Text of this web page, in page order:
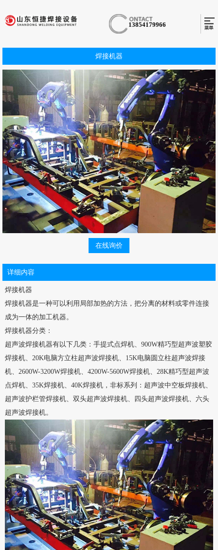
13854179966
焊接机器
在线询价
详细内容
焊接机器
焊接机器是一种可以利用局部加热的方法，把分离的材料或零件连接
成为一体的加工机器。
焊接机器分类：
超声波焊接机器有以下几类：手提式点焊机、900W精巧型超声波塑胶
焊接机、20K电脑方立柱超声波焊接机、15K电脑圆立柱超声波焊接
机、2600W-3200W焊接机、4200W-5600W焊接机、28K精巧型超声波
点焊机、35K焊接机、40K焊接机，非标系列：超声波中空板焊接机、
超声波护栏管焊接机、双头超声波焊接机、四头超声波焊接机、六头
超声波焊接机。